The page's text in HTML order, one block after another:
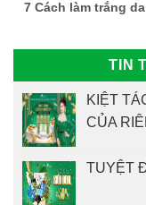
7 Cách làm trắng
TIN
KIỆT
CỦA
TUYỆT